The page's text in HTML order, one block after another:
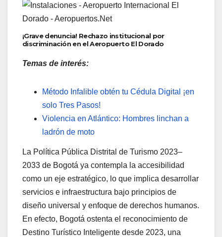
¡Grave denuncia! Rechazo institucional por
discriminación en el Aeropuerto El Dorado
Temas de interés:
Método Infalible obtén tu Cédula Digital ¡en
solo Tres Pasos!
Violencia en Atlántico: Hombres linchan a
ladrón de moto
La Política Pública Distrital de Turismo 2023–
2033 de Bogotá ya contempla la accesibilidad
como un eje estratégico, lo que implica desarrollar
servicios e infraestructura bajo principios de
diseño universal y enfoque de derechos humanos.
En efecto, Bogotá ostenta el reconocimiento de
Destino Turístico Inteligente desde 2023, una